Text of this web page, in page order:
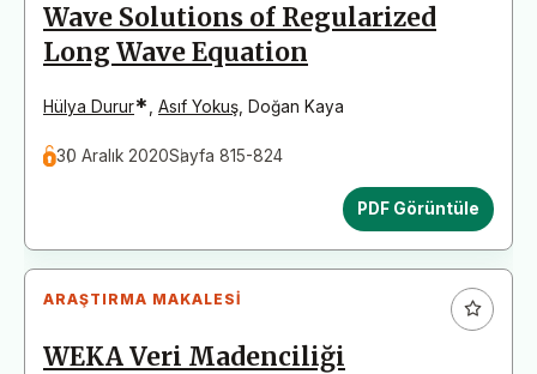
Wave Solutions of Regularized
Long Wave Equation
Hülya Durur* Asıf Yokuş Doğan Kaya
30 Aralık 2020Sayfa 815-824
PDF Görüntüle
ARAŞTIRMA MAKALESI
WEKA Veri Madenciliği